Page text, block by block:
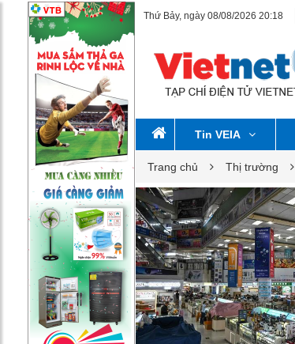
Thứ Bảy, ngày 08/08/2026 20:18
Tin VEIA
Trang chủ Thị trường